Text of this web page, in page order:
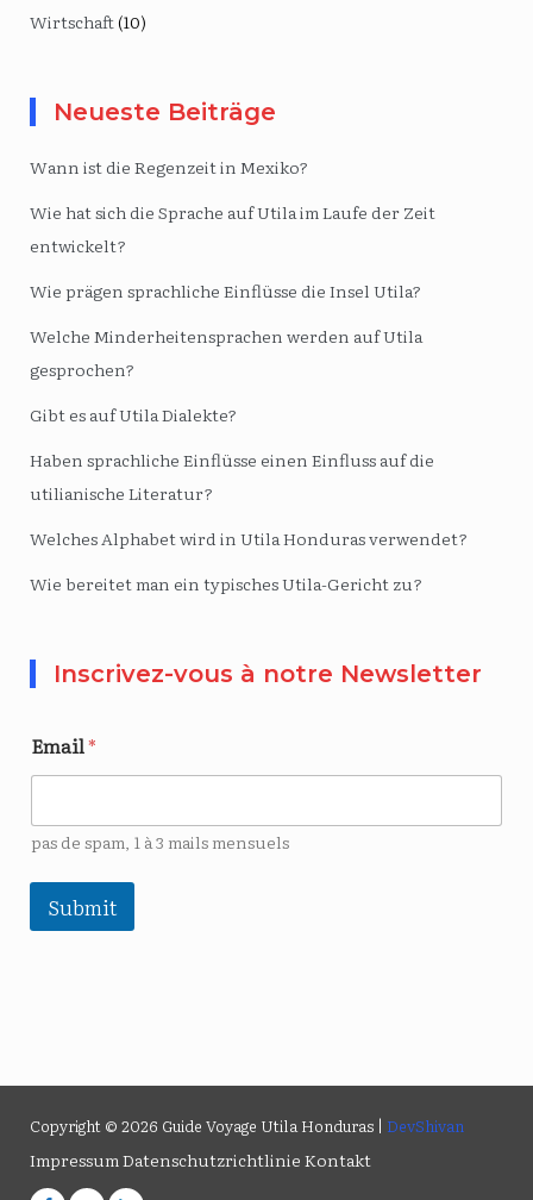
Wirtschaft(10)
Neueste Beiträge
Wann ist die Regenzeit in Mexiko?
Wie hat sich die Sprache auf Utila im Laufe der Zeit
entwickelt?
Wie prägen sprachliche Einflüsse die Insel Utila?
Welche Minderheitensprachen werden auf Utila
gesprochen?
Gibt es auf Utila Dialekte?
Haben sprachliche Einflüsse einen Einfluss auf die
utilianische Literatur?
Welches Alphabet wird in Utila Honduras verwendet?
Wie bereitet man ein typisches Utila-Gericht zu?
Inscrivez-vous à notre Newsletter
Email*
pas de spam, 1 à 3 mails mensuels
Submit
Copyright © 2026 Guide Voyage Utila Honduras | DevShivan
Impressum Datenschutzrichtlinie Kontakt